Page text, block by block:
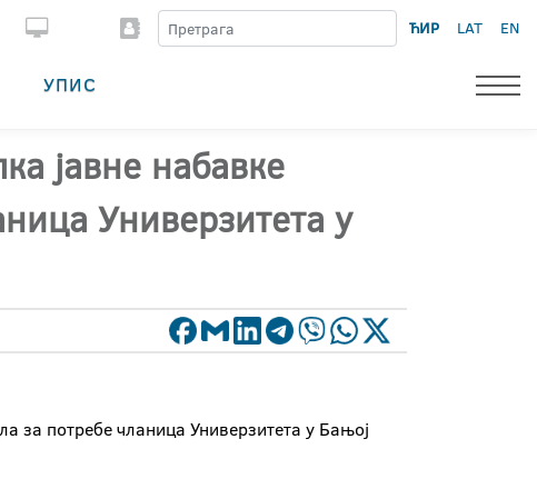
ЋИР LAT EN
УПИС
јавне набавке
Универзитета у
за потребе чланица Универзитета у Бањој